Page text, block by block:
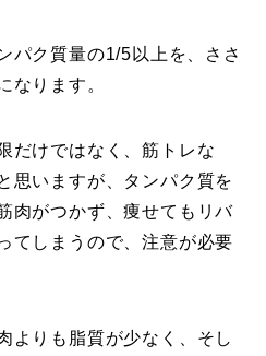
パク質量の1/5以上を、ささ
なります。
だけではなく、筋トレな
思いますが、タンパク質を
肉がつかず、痩せてもリバ
てしまうので、注意が必要
よりも脂質が少なく、そし